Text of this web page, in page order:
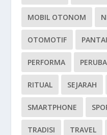
MOBIL OTONOM
OTOMOTIF PANTAI
PERFORMA
RITUAL SEJARAH
SMARTPHONE
TRADISI TRAVEL